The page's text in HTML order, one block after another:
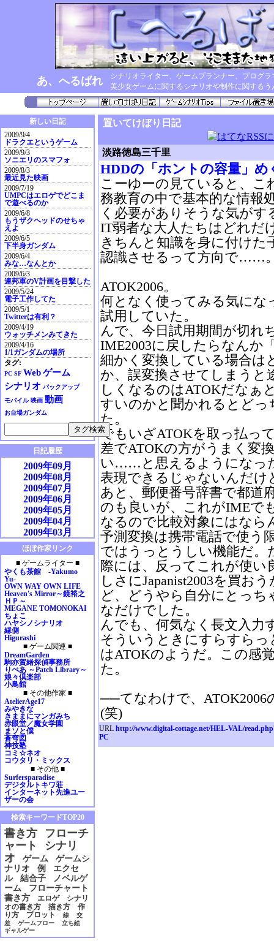
あ、へるばれ
シナリオライター、ゲームプランナー、プログ
美少女ゲームに関するシナリオや制作に関する
置いてけぼり日記
淡路徳島三千里
HDDの「ホントの容量」め
こーゆーの見ていると、
務教育の中で基本的な情報
く必要がありそうな気がす
IT弱者な大人たちはどれだ
きちんと知識を身に付け
認識させるって方向で……
ATOK2006。
何となく使ってみる気にな
試用していた。
んで、今日試用期間が切れ
IME2003に戻したらなんか
細かく変換している場合は
か、誤変換させてしまうと
しくなるのはATOKだなぁ
すいのかと聞かれるとど
た。
でもいざATOKを取っ払っ
差でATOKの方がうまく変
い……と思えるようになっ
表現できるじゃないんだけ
あと、郵便番号辞書で都道
のも良いが、これがIMEで
なるので比較対象にはなら
予測変換は携帯電話で使う
ではうっとうしい機能だ。
際には、反ってこれが使い
しさにJapanist2003を買お
ど、どうやら自分にとっ
なだけでした。
んでも、何気なく長文入力
そういうときにすらすら
はATOKのようだ。この感
た。
──てなわけで、
(笑)
URL http://www.digital-cottage.net/HEL-VAL/
PC
新しい日記
2009/9/4
ドラクエというゲーム
2009/9/3
ソニエリのスマフォ
2009/8/3
最近見た映画
2009/7/19
UMPCはエロゲでどこま
で遊べるのか
2009/6/8
もうザクヘッドのせちゃ
えよ
2009/6/5
下半身ガンダム
2009/6/4
みな…なんとか
2009/6/3
連邦軍のV計画を目撃した
2009/5/24
電子工作してた
2009/5/1
Twitterは有利？
2009/4/19
ウォッチメンみてきた
2009/4/16
1/1ガンダムの場所
タグ:
PC SF Webゲーム
シナリオ バックアップ
モバイル 映画 動画
お台場ガンダム
日記履歴
2009年09月
2009年08月
2009年07月
2009年06月
2009年05月
2009年04月
2009年03月
2009年02月
2009年01月
2008年12月
2008年11月
2008年10月
2008年09月
2008年08月
2008年07月
2008年05月
2008年04月
2008年03月
2008年02月
2008年01月
2007年12月
2007年11月
2007年10月
2007年09月
2007年08月
2007年07月
2007年06月
2007年05月
2007年04月
2007年03月
2007年02月
2007年01月
2006年12月
2006年11月
2006年10月
2006年09月
2006年08月
2006年07月
2006年06月
2006年05月
2006年04月
2006年03月
2006年02月
ほぼ作家リンク
■ ゲームライター ■
やくも茶館 -Yakumo
Yu-
OWN WAY OWN LIFE
Heaven's Mirror～鏡裕之
ＨＰ～
MEGANE TOMONOKAI
ちょこ
ハヤシノシナリオ
縁側
Higurashi
■ ゲーム関連 ■
DreamGarden
駒亦賀緒探偵事務所
りぺあ ～Patch Library～
娘々倶楽部
小鳥館
■ その他作家 ■
AtelierAge17
みやきな
きままにマンガみち
赤眼堂／魔女学園
まソと僕
蒼穹図
神技塾
コミ☆ネオ
コウタリ・ミックス
■ その他 ■
Surfersparadise
デジタルトキワ荘
インターネット先進ユー
ザーの会
検索キーワードTOP20
書き方
フローチ
ャート
シナリ
オ
ゲーム
ゲームシ
ナリオ
例
エクセ
ル
結合子
ノベルゲ
ーム
フローチャート
書き方
エロゲ
シナリ
オの書き方
描き方
作
り方
プロット 線
交
差
ゲームフロー
立ち絵
ギャルゲー